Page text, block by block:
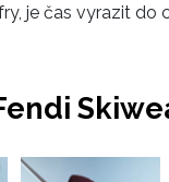
je čas vyrazit do